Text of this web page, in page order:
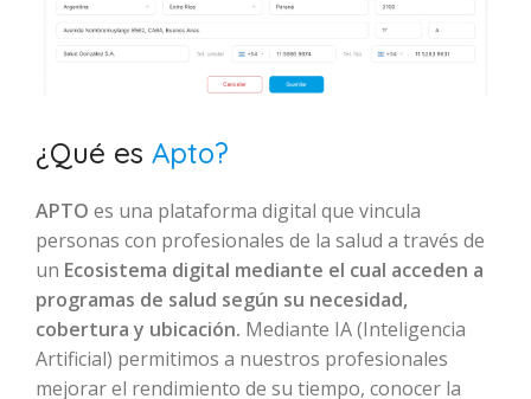
¿Qué es Apto?
APTO es una plataforma digital que vincula
personas con profesionales de la salud a través de
un Ecosistema digital mediante el cual acceden a
programas de salud según su necesidad,
cobertura y ubicación. Mediante IA (Inteligencia
Artificial) permitimos a nuestros profesionales
mejorar el rendimiento de su tiempo, conocer la